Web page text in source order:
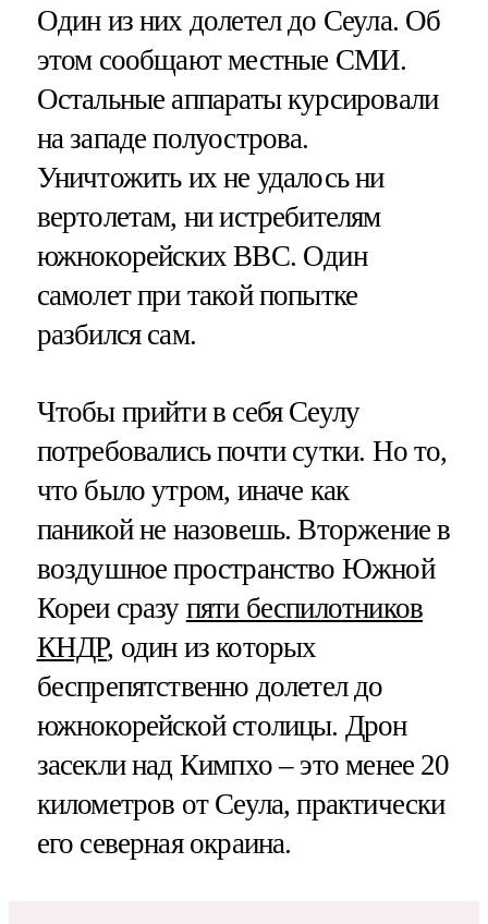
Один из них долетел до Сеула. Об
этом сообщают местные СМИ.
Остальные аппараты курсировали
на западе полуострова.
Уничтожить их не удалось ни
вертолетам, ни истребителям
южнокорейских ВВС. Один
самолет при такой попытке
разбился сам.
Чтобы прийти в себя Сеулу
потребовались почти сутки. Но то,
что было утром, иначе как
паникой не назовешь. Вторжение в
воздушное пространство Южной
Кореи сразу пяти беспилотников
КНДР, один из которых
беспрепятственно долетел до
южнокорейской столицы. Дрон
засекли над Кимпхо – это менее 20
километров от Сеула, практически
его северная окраина.